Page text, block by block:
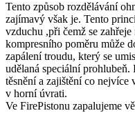
Tento způsob rozdělávání
zajímavý však je. Tento
vzduchu ,při čemž se
kompresního poměru může
zapálení troudu, který se
udělaná speciální prohlubeň.
těsnění a zajištění co
v horní úvrati.
Ve FirePistonu zapalujeme